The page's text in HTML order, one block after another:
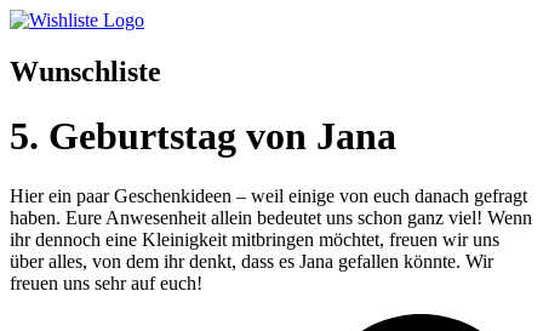
Wunschliste
5. Geburtstag von Jana
Hier ein paar Geschenkideen – weil einige von euch danach gefragt
haben. Eure Anwesenheit allein bedeutet uns schon ganz viel! Wenn
ihr dennoch eine Kleinigkeit mitbringen möchtet, freuen wir uns
über alles, von dem ihr denkt, dass es Jana gefallen könnte. Wir
freuen uns sehr auf euch!